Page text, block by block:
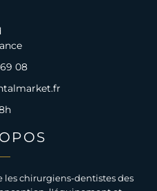
08
chirurgiens-dentistes des